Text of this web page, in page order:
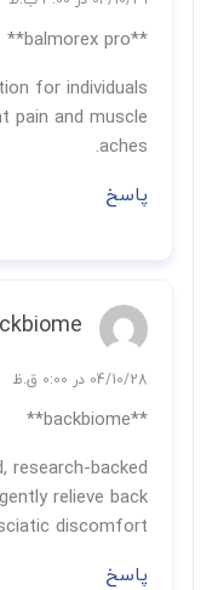
**balmorex pro**
for individuals
pain and muscle
aches.
پاسخ
04/10/28 در 0:00 ق.ظ
**backbiome**
research-backed
relieve back
discomfort.
پاسخ